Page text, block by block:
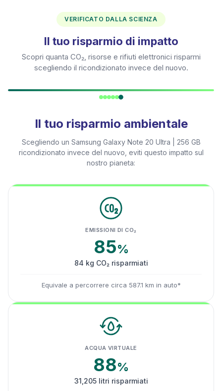
VERIFICATO DALLA SCIENZA
Il tuo risparmio di impatto
Scopri quanta CO₂, risorse e rifiuti elettronici risparmi
scegliendo il ricondizionato invece del nuovo.
Il tuo risparmio ambientale
Scegliendo un Samsung Galaxy Note 20 Ultra | 256 GB
ricondizionato invece del nuovo, eviti questo impatto sul
nostro pianeta:
EMISSIONI DI CO₂
85%
84 kg CO₂ risparmiati
Equivale a percorrere circa 587.1 km in auto*
ACQUA VIRTUALE
88%
31,205 litri risparmiati